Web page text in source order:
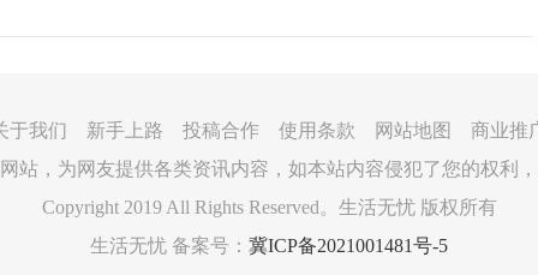
于我们 新手上路 投稿合作 使用条款 网站地图 商业推
站，为网友提供各类资讯内容，如本站内容侵犯了您的权利
Copyright 2019 All Rights Reserved。生活无忧 版权所有
生活无忧 备案号： 冀ICP备2021001481号-5